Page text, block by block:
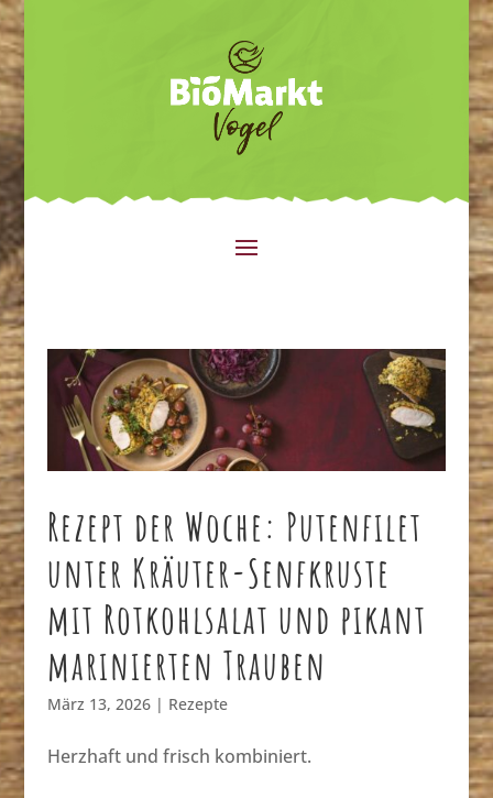
Rezept der Woche: Putenfilet
unter Kräuter-Senfkruste
mit Rotkohlsalat und pikant
marinierten Trauben
März 13, 2026| Rezepte
Herzhaft und frisch kombiniert.